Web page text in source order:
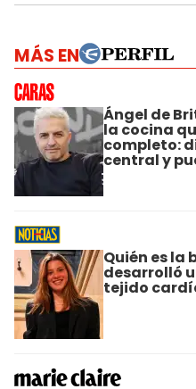
MÁS EN
Ángel de
la cocina
completo:
central y
Quién es
desarrolló
tejido